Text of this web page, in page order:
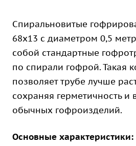
Спиральновитые
68х13 с диаметром 0,5
собой стандартные
по спирали гофрой. Такая
позволяет трубе лучше
сохраняя герметичность и
обычных гофроизделий.
Основные характеристики: